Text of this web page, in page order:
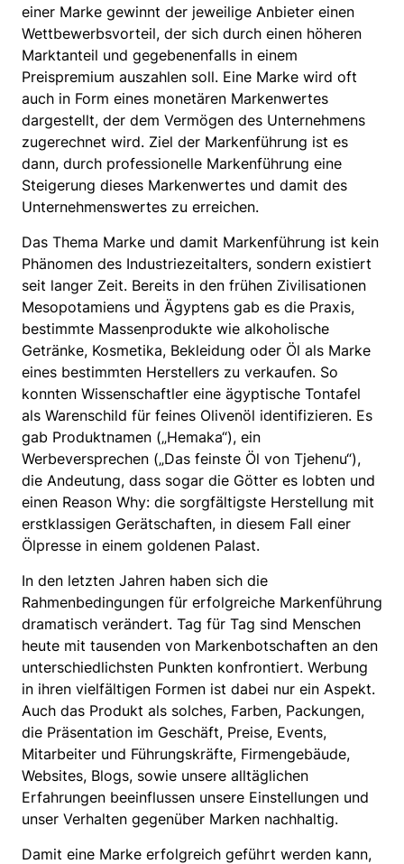
einer Marke gewinnt der jeweilige Anbieter einen
Wettbewerbsvorteil, der sich durch einen höheren
Marktanteil und gegebenenfalls in einem
Preispremium auszahlen soll. Eine Marke wird oft
auch in Form eines monetären Markenwertes
dargestellt, der dem Vermögen des Unternehmens
zugerechnet wird. Ziel der Markenführung ist es
dann, durch professionelle Markenführung eine
Steigerung dieses Markenwertes und damit des
Unternehmenswertes zu erreichen.
Das Thema Marke und damit Markenführung ist kein
Phänomen des Industriezeitalters, sondern existiert
seit langer Zeit. Bereits in den frühen Zivilisationen
Mesopotamiens und Ägyptens gab es die Praxis,
bestimmte Massenprodukte wie alkoholische
Getränke, Kosmetika, Bekleidung oder Öl als Marke
eines bestimmten Herstellers zu verkaufen. So
konnten Wissenschaftler eine ägyptische Tontafel
als Warenschild für feines Olivenöl identifizieren. Es
gab Produktnamen („Hemaka“), ein
Werbeversprechen („Das feinste Öl von Tjehenu“),
die Andeutung, dass sogar die Götter es lobten und
einen Reason Why: die sorgfältigste Herstellung mit
erstklassigen Gerätschaften, in diesem Fall einer
Ölpresse in einem goldenen Palast.
In den letzten Jahren haben sich die
Rahmenbedingungen für erfolgreiche Markenführung
dramatisch verändert. Tag für Tag sind Menschen
heute mit tausenden von Markenbotschaften an den
unterschiedlichsten Punkten konfrontiert. Werbung
in ihren vielfältigen Formen ist dabei nur ein Aspekt.
Auch das Produkt als solches, Farben, Packungen,
die Präsentation im Geschäft, Preise, Events,
Mitarbeiter und Führungskräfte, Firmengebäude,
Websites, Blogs, sowie unsere alltäglichen
Erfahrungen beeinflussen unsere Einstellungen und
unser Verhalten gegenüber Marken nachhaltig.
Damit eine Marke erfolgreich geführt werden kann,